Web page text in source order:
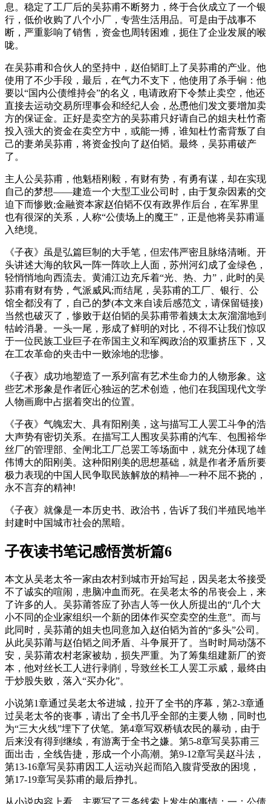
息。稳定了工厂后的吴荪甫不断努力，终于合伙成立了一个银
行，低价收购了八个小厂，专营生活用品。可是由于战事不
断，严重影响了销售，资金也周转困难，扼住了企业发展的喉
咙。
在吴荪甫和合伙人的坚持中，赵伯韬盯上了吴荪甫的产业。他
使用了不少手段，最后，在气力不支下，他使用了杀手锏：他
要以“国内公债维持会”的名义，电请政府下令禁止卖空，他还
直接去运动交易所理事会和经纪人会，怂恿他们发文要增加卖
方的保证金。正好是卖空方的吴荪甫只好请自己的姐夫杜竹斋
投入强大的资金在卖空方中，或能一搏，谁知杜竹斋背叛了自
己的妻弟吴荪甫，将资金投向了赵伯韬。最终，吴荪甫破产
了。
主人公吴荪甫，他魁梧刚毅，有财有势，有勇有谋，却在实现
自己的梦想——建造一个大型工业公司时，由于复杂因素的交
迫下而惨败;金融资本家赵伯韬不仅有政界作后台，在军界里
也有很深的关系，人称“公债场上的魔王”，正是他将吴荪甫逼
入绝境。
《子夜》虽是弘篇巨制的大手笔，但宏伟严密且脉络清晰。开
头讲述大海的软风一阵一阵吹上人面，苏州河幻成了金绿色，
轻悄悄地向西流去。黄浦江边充斥着“光、热、力”，此时的吴
荪甫有财有势，气派威风;而结尾，吴荪甫的工厂、银行、公
馆全都没有了，自己的梦(本文来自读后感范文，请保留链接)
当然也破灭了，惨败于赵伯韬的吴荪甫带着姨太太灰溜溜地到
牯岭消暑。一头一尾，形成了鲜明的对比，不得不让我们惊叹
于一位民族工业巨子在帝国主义和军阀政治的双重挤压下，又
在工农革命的夹击中一败涂地的悲惨。
《子夜》成功地塑造了一系列富有艺术生命力的人物形象。这
些艺术形象是作者匠心独运的艺术创造，他们在我国现代文学
人物画廊中占据着突出的位置。
《子夜》气魄宏大、具有阳刚美，这与描写工人罢工斗争的浩
大声势有密切关系。在描写工人围攻吴荪甫的汽车、包围裕华
丝厂的管理部、全闸北工厂总罢工等场面中，就充分体现了雄
伟博大的阳刚美。这种阳刚美的思想基础，就是作者矛盾所要
极力表现的中国人民争取民族解放的精神—一种不屈不挠的，
永不言弃的精神!
《子夜》就像是一本历史书、政治书，告诉了我们半殖民地半
封建时中国城市社会的黑暗。
子夜读书笔记感悟赏析篇6
本文从吴老太爷一家由农村到城市开始写起，因吴老太爷接受
不了诚实的喧闹，患脑冲血而死。在吴老太爷的吊丧会上，来
了许多的人。吴荪莆答应了孙吉人等一伙人所提出的“几个大
小不同的企业家组织一个新的团体作买空卖空的生意”。而与
此同时，吴荪莆的姐夫也同意加入赵伯韬为首的“多头”公司。
从此吴荪莆与赵伯韬之间矛盾、斗争展开了。当时时局动荡不
安，吴荪莆农村老家被劫，损失严重。为了筹集组建新厂的资
本，他对丝长工人进行剥削，导致丝长工人罢工示威，最终由
于炒股失败，落入“买办化”。
小说第1章通过吴老太爷进城，拉开了全书的序幕，第2-3章通
过吴老太爷的丧事，请出了全书几乎全部的主要人物，同时也
为“三大火线”埋下了伏笔。第4章写双桥镇农民的暴动，由于
后来没有得到继续，有游离于全书之嫌。第5-8章写吴荪甫三
面出击，全线告捷，形成一个小高潮。第9-12章写吴赵斗法，
第13-16章写吴荪甫因工人运动兴起而陷入腹背受敌的困境，
第17-19章写吴荪甫的最后挣扎。
从小说内容上看，主要写了三条线索上发生的事情：一：公债